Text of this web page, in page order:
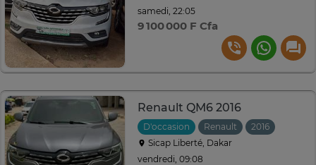
samedi, 22:05
9 100 000 F Cfa
Renault QM6 2016
D'occasion Renault 2016
Sicap Liberté, Dakar
vendredi, 09:08